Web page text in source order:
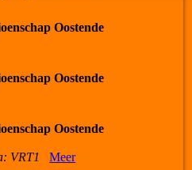
Oostende
Oostende
Oostende
VRT1
Meer